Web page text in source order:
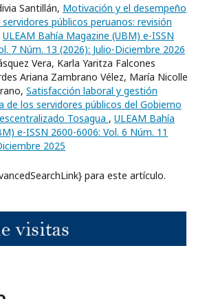
Santillán, Motivación y el desempeño
públicos peruanos: revisión
ULEAM Bahía Magazine (UBM) e-ISSN
7 Núm. 13 (2026): Julio-Diciembre 2026
Vera, Karla Yaritza Falcones
Ariana Zambrano Vélez, María Nicolle
Satisfacción laboral y gestión
de los servidores públicos del Gobierno
Tosagua , ULEAM Bahía
e-ISSN 2600-6006: Vol. 6 Núm. 11
2025
para este artículo.